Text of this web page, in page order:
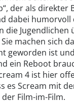
der als direkter
dabei humorvoll
die Jugendlichen
machen sich
geworden ist
ein Reboot
4 ist hier
es Scream mit
Film-im-Film.